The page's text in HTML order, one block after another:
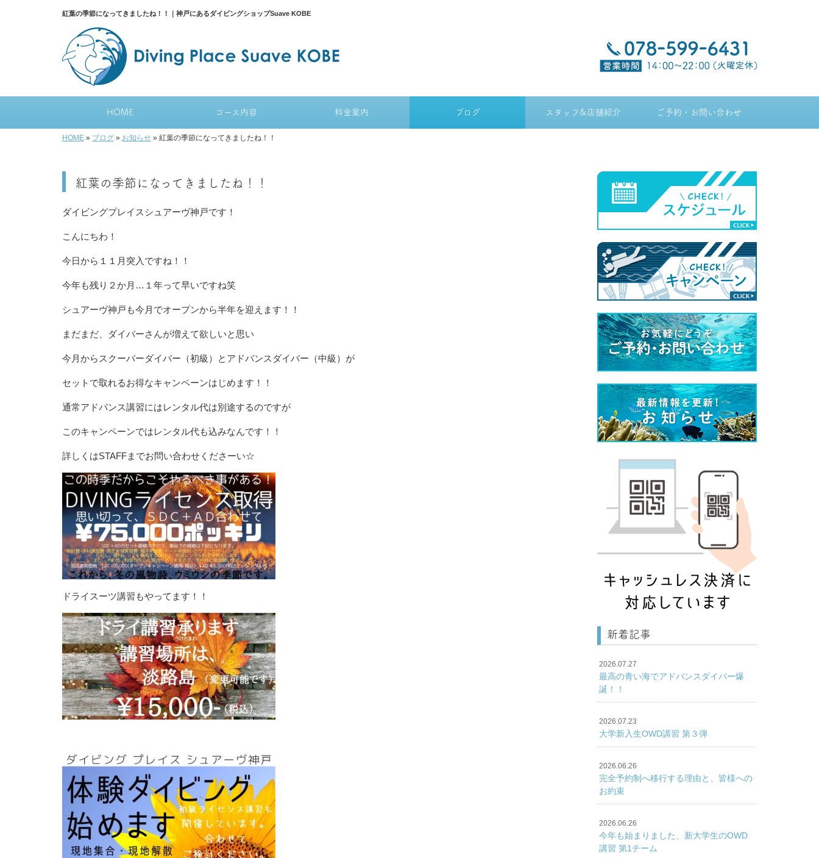
紅葉の季節になってきましたね！！｜神戸にあるダイビングショップSuave KOBE
HOME コース内容 料金案内 ブログ スタッフ&店舗紹介 ご予約・お問い合わせ
HOME » ブログ » お知らせ » 紅葉の季節になってきましたね！！
紅葉の季節になってきましたね！！
ダイビングプレイスシュアーヴ神戸です！
こんにちわ！
今日から１１月突入ですね！！
今年も残り２か月…１年って早いですね笑
シュアーヴ神戸も今月でオープンから半年を迎えます！！
まだまだ、ダイバーさんが増えて欲しいと思い
今月からスクーバーダイバー（初級）とアドバンスダイバー（中級）が
セットで取れるお得なキャンペーンはじめます！！
通常アドバンス講習にはレンタル代は別途するのですが
このキャンペーンではレンタル代も込みなんです！！
詳しくはSTAFFまでお問い合わせくださーい☆
ドライスーツ講習もやってます！！
新着記事
2026.07.27
最高の青い海でアドバンスダイバー爆
誕！！
2026.07.23
大学新入生OWD講習 第３弾
2026.06.26
完全予約制へ移行する理由と、皆様への
お約束
2026.06.26
今年も始まりました、新大学生のOWD
講習 第1チーム